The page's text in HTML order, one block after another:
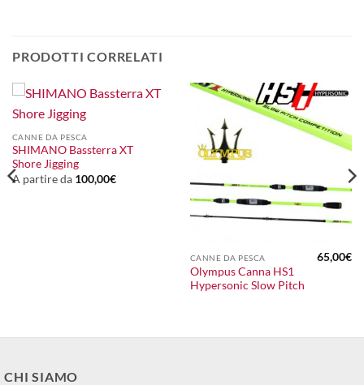
PRODOTTI CORRELATI
CANNE DA PESCA
SHIMANO Bassterra XT
Shore Jigging
A partire da 100,00€
CANNE DA PESCA
Olympus Canna HS1
Hypersonic Slow Pitch
65,00€
CHI SIAMO